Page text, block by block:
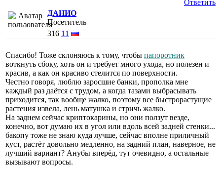
Ответить
ДАНИО
Посетитель
316 11
Спасибо! Тоже склоняюсь к тому, чтобы папоротник
воткнуть сбоку, хоть он и требует много ухода, но полезен и
красив, а как он красиво стелится по поверхности.
Честно говоря, люблю заросшие банки, прополка мне
каждый раз даётся с трудом, а когда тазами выбрасывать
приходится, так вообще жалко, поэтому все быстрорастущие
растения извела, лень матушка и стричь жалко.
На заднем сейчас криптокарины, но они ползут везде,
конечно, вот думаю их в угол или вдоль всей задней стенки...
бакопу тоже не знаю куда лучше, сейчас вполне приличный
куст, растёт довольно медленно, на задний план, наверное, не
лучший вариант? Анубы вперёд, тут очевидно, а остальные
вызывают вопросы.